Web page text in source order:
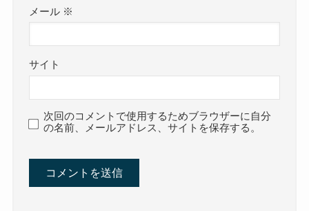
メール ※
サイト
次回のコメントで使用するためブラウザーに自分
の名前、メールアドレス、サイトを保存する。